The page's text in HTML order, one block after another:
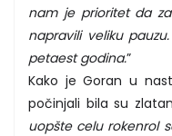
nam je prioritet da
napravili veliku
petaest godina.”
Kako je Goran u
počinjali bila su
uopšte celu rokenrol